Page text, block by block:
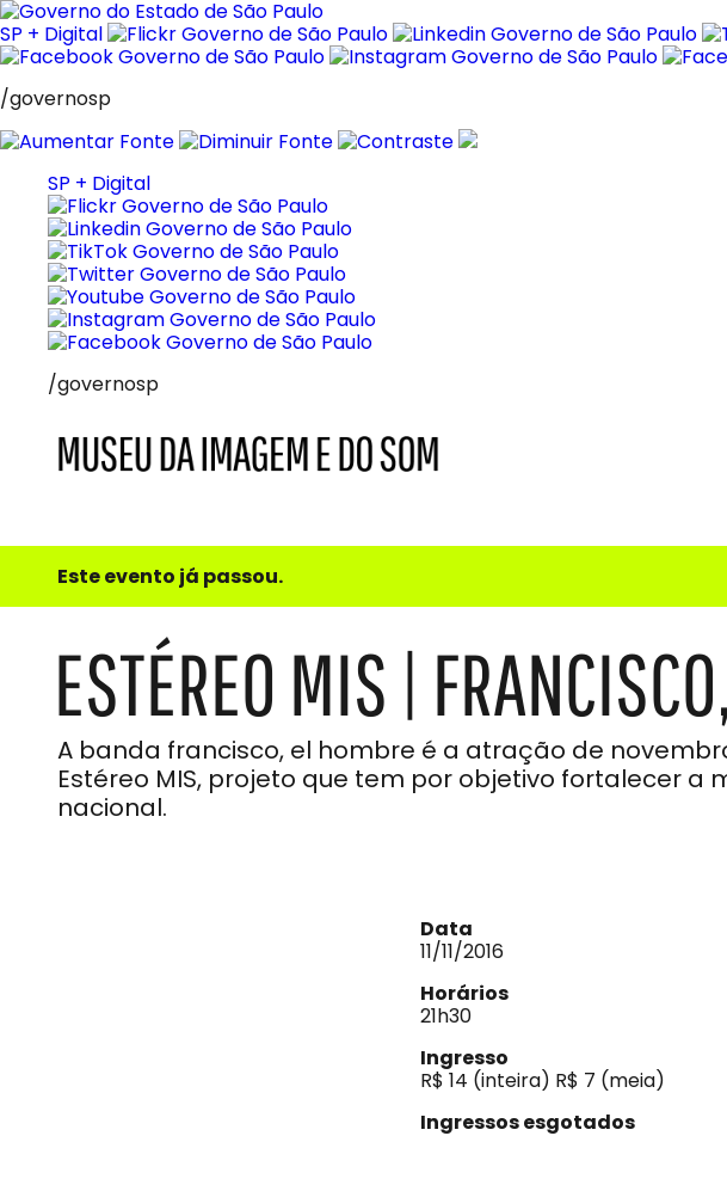
Pular
para
o
SP + Digital
/governosp
SP + Digital
/governosp
e
do
Som
Este evento já passou.
ESTÉREO MIS |
A banda francisco, el hombre é a atração de
Estéreo MIS, projeto que tem por objetivo fortalecer a
nacional.
Data
11/11/2016
Horários
21h30
Ingresso
R$ 14 (inteira) R$ 7 (meia)
Ingressos esgotados